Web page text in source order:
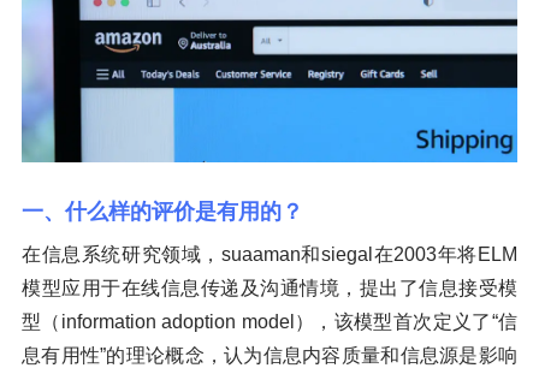
一、什么样的评价是有用的？
在信息系统研究领域，suaaman和siegal在2003年将ELM
模型应用于在线信息传递及沟通情境，提出了信息接受模
型（information adoption model），该模型首次定义了“信
息有用性”的理论概念，认为信息内容质量和信息源是影响